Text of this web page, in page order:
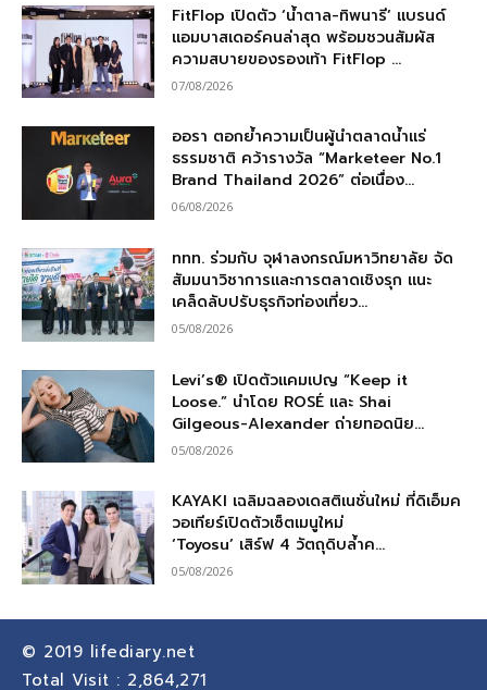
FitFlop เปิดตัว ‘น้ำตาล-ทิพนารี’ แบรนด์
แอมบาสเดอร์คนล่าสุด พร้อมชวนสัมผัส
ความสบายของรองเท้า FitFlop ...
07/08/2026
ออรา ตอกย้ำความเป็นผู้นำตลาดน้ำแร่
ธรรมชาติ คว้ารางวัล “Marketeer No.1
Brand Thailand 2026” ต่อเนื่อง...
06/08/2026
ททท. ร่วมกับ จุฬาลงกรณ์มหาวิทยาลัย จัด
สัมมนาวิชาการและการตลาดเชิงรุก แนะ
เคล็ดลับปรับธุรกิจท่องเที่ยว...
05/08/2026
Levi’s® เปิดตัวแคมเปญ “Keep it
Loose.” นำโดย ROSÉ และ Shai
Gilgeous-Alexander ถ่ายทอดนิย...
05/08/2026
KAYAKI เฉลิมฉลองเดสติเนชั่นใหม่ ที่ดิเอ็มค
วอเทียร์เปิดตัวเซ็ตเมนูใหม่
‘Toyosu’ เสิร์ฟ 4 วัตถุดิบล้ำค...
05/08/2026
© 2019 lifediary.net
Total Visit : 2,864,271